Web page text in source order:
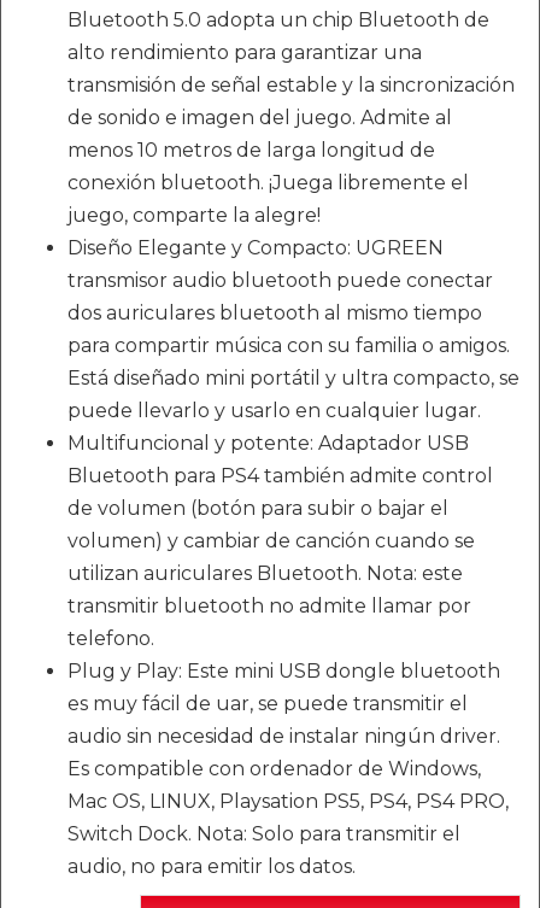
Bluetooth 5.0 adopta un chip Bluetooth de
alto rendimiento para garantizar una
transmisión de señal estable y la sincronización
de sonido e imagen del juego. Admite al
menos 10 metros de larga longitud de
conexión bluetooth. ¡Juega libremente el
juego, comparte la alegre!
Diseño Elegante y Compacto: UGREEN
transmisor audio bluetooth puede conectar
dos auriculares bluetooth al mismo tiempo
para compartir música con su familia o amigos.
Está diseñado mini portátil y ultra compacto, se
puede llevarlo y usarlo en cualquier lugar.
Multifuncional y potente: Adaptador USB
Bluetooth para PS4 también admite control
de volumen (botón para subir o bajar el
volumen) y cambiar de canción cuando se
utilizan auriculares Bluetooth. Nota: este
transmitir bluetooth no admite llamar por
telefono.
Plug y Play: Este mini USB dongle bluetooth
es muy fácil de uar, se puede transmitir el
audio sin necesidad de instalar ningún driver.
Es compatible con ordenador de Windows,
Mac OS, LINUX, Playsation PS5, PS4, PS4 PRO,
Switch Dock. Nota: Solo para transmitir el
audio, no para emitir los datos.